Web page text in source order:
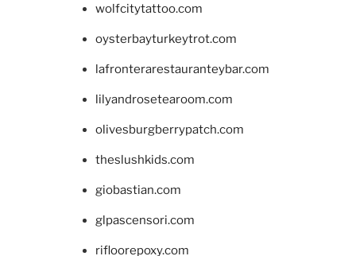
wolfcitytattoo.com
oysterbayturkeytrot.com
lafronterarestauranteybar.com
lilyandrosetearoom.com
olivesburgberrypatch.com
theslushkids.com
giobastian.com
glpascensori.com
rifloorepoxy.com